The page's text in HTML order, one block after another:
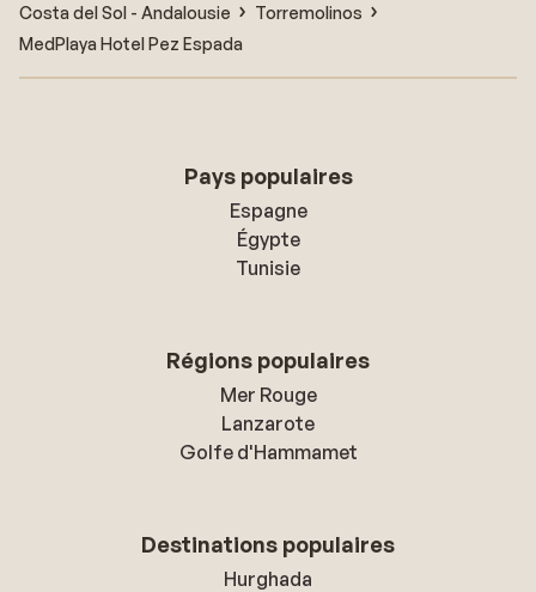
Costa del Sol - Andalousie
Torremolinos
MedPlaya Hotel Pez Espada
Pays populaires
Espagne
Égypte
Tunisie
Régions populaires
Mer Rouge
Lanzarote
Golfe d'Hammamet
Destinations populaires
Hurghada